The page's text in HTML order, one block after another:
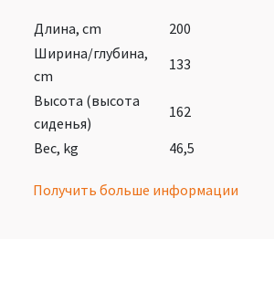
Длина, cm
200
Ширина/глубина,
cm
133
Высота (высота
сиденья)
162
Вес, kg
46,5
Получить больше информации